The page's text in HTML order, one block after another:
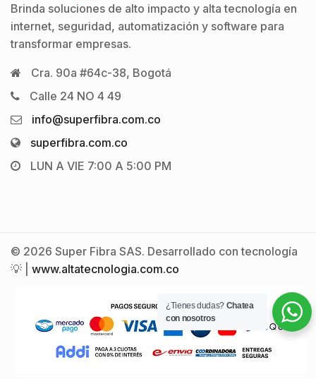
Brinda soluciones de alto impacto y alta tecnología en
internet, seguridad, automatización y software para
transformar empresas.
Cra. 90a #64c-38, Bogotá
Calle 24 NO 4 49
info@superfibra.com.co
superfibra.com.co
LUN A VIE 7:00 A 5:00 PM
© 2026 Super Fibra SAS. Desarrollado con tecnología
💡 | www.altatecnologia.com.co
¿Tienes dudas? Chatea
con nosotros